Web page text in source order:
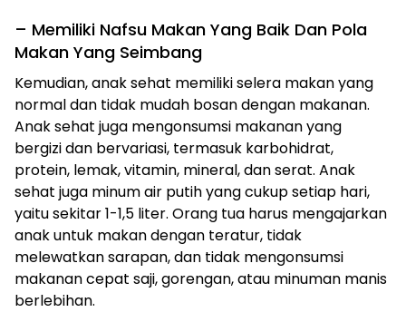
– Memiliki Nafsu Makan Yang Baik Dan Pola
Makan Yang Seimbang
Kemudian, anak sehat memiliki selera makan yang
normal dan tidak mudah bosan dengan makanan.
Anak sehat juga mengonsumsi makanan yang
bergizi dan bervariasi, termasuk karbohidrat,
protein, lemak, vitamin, mineral, dan serat. Anak
sehat juga minum air putih yang cukup setiap hari,
yaitu sekitar 1-1,5 liter. Orang tua harus mengajarkan
anak untuk makan dengan teratur, tidak
melewatkan sarapan, dan tidak mengonsumsi
makanan cepat saji, gorengan, atau minuman manis
berlebihan.